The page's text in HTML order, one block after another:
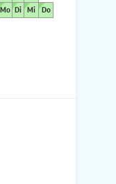
Mo Di Mi Do